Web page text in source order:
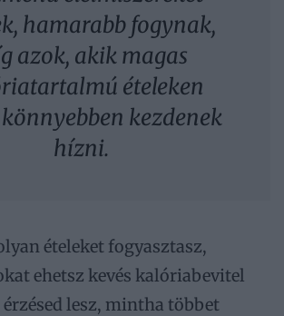
hamarabb fogynak,
azok, akik magas
ételeken
kezdenek
hízni.
ételeket fogyasztasz,
ehetsz kevés kalóriabevitel
lesz, mintha többet